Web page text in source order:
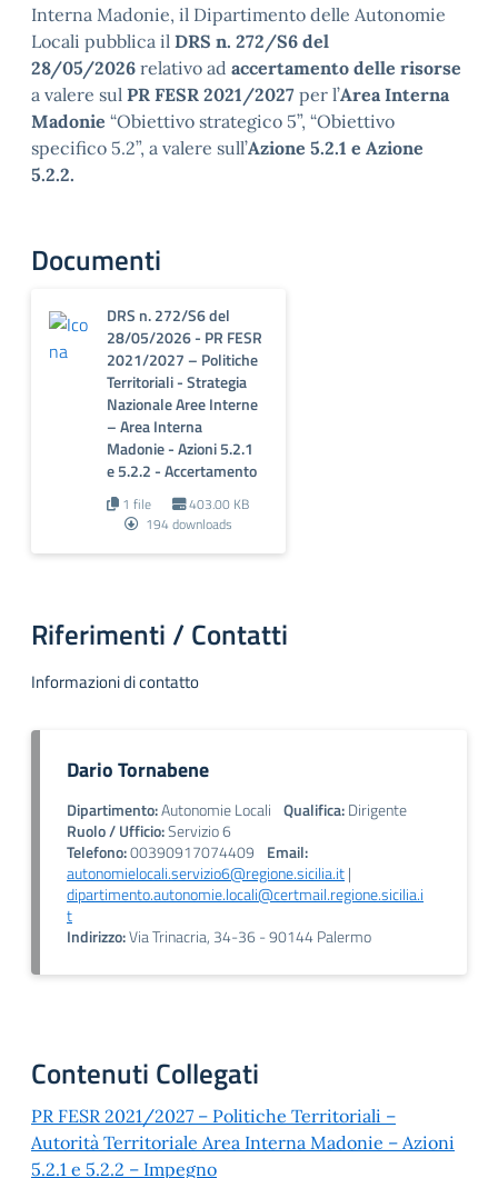
Interna Madonie, il Dipartimento delle Autonomie
Locali pubblica il DRS n. 272/S6 del
28/05/2026 relativo ad accertamento delle risorse
a valere sul PR FESR 2021/2027 per l’Area Interna
Madonie “Obiettivo strategico 5”, “Obiettivo
specifico 5.2”, a valere sull’Azione 5.2.1 e Azione
5.2.2.
Documenti
DRS n. 272/S6 del
28/05/2026 - PR FESR
2021/2027 – Politiche
Territoriali - Strategia
Nazionale Aree Interne
– Area Interna
Madonie - Azioni 5.2.1
e 5.2.2 - Accertamento
1 file
403.00 KB
194 downloads
Riferimenti / Contatti
Informazioni di contatto
Dario Tornabene
Dipartimento:Autonomie Locali Qualifica:Dirigente
Ruolo / Ufficio:Servizio 6
Telefono:00390917074409 Email:
autonomielocali.servizio6@regione.sicilia.it|
dipartimento.autonomie.locali@certmail.regione.sicilia.i
t
Indirizzo:Via Trinacria, 34-36 - 90144 Palermo
Contenuti Collegati
PR FESR 2021/2027 – Politiche Territoriali –
Autorità Territoriale Area Interna Madonie – Azioni
5.2.1 e 5.2.2 – Impegno